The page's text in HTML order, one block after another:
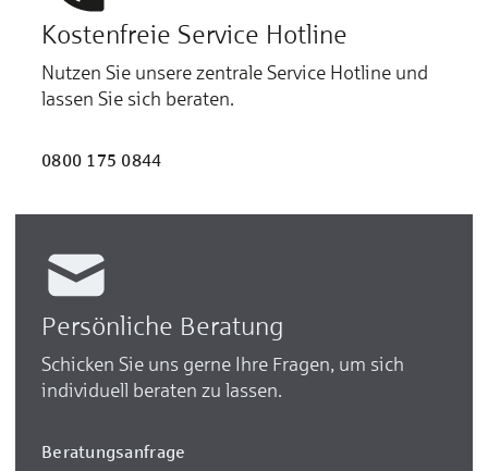
Kostenfreie Service Hotline
Nutzen Sie unsere zentrale Service Hotline und
lassen Sie sich beraten.
0800 175 0844
Persönliche Beratung
Schicken Sie uns gerne Ihre Fragen, um sich
individuell beraten zu lassen.
Beratungsanfrage